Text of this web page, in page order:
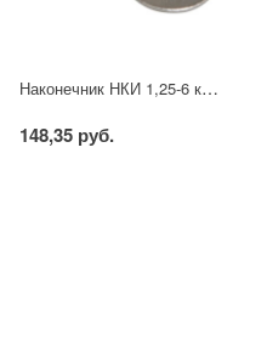
Наконечник НКИ 1,25-6 кольцо 0,5-1,5мм (20шт/упак) IEK
148,35 руб.